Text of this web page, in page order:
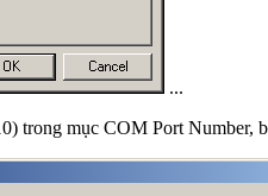
...
trong mục COM Port Number,